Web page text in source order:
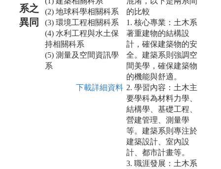
系之
異同
(2) 地球科學相關科系
(3) 環境工程相關科系
(4) 水利工程與水土保
持相關科系
(5) 測量及空間資訊學
系
下載詳細資料
的比較
1. 核心專業：土木系
著重建物的結構設
計，確保建築物的安
全。建築系則強調空
間美學，確保建築物
的機能與舒適。
2. 學習內容：土木主
要學科為材料力學、
結構學、基礎工程、
營建管理、測量學
等。建築系則專注於
建築設計、室內設
計、都市計畫等。
3. 職涯發展：土木系